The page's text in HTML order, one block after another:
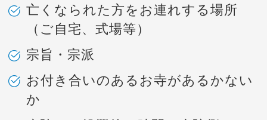
亡くなられた方をお連れする場所
（ご自宅、式場等）
宗旨・宗派
お付き合いのあるお寺があるかない
か